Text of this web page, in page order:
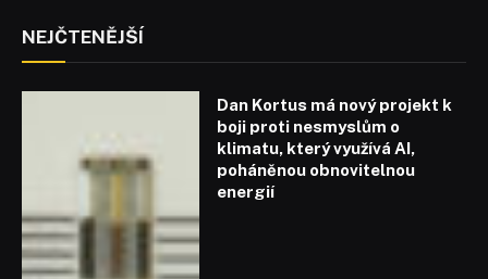
NEJČTENĚJŠÍ
Dan Kortus má nový projekt k
boji proti nesmyslům o
klimatu, který využívá AI,
poháněnou obnovitelnou
energií